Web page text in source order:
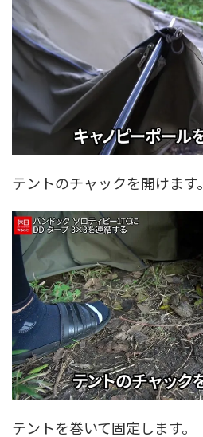
テントのチャックを開けます。
テントを巻いて固定します。